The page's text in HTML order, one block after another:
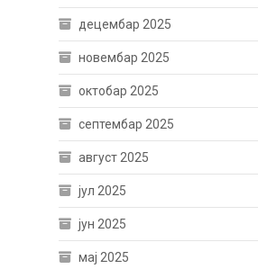
децембар 2025
новембар 2025
октобар 2025
септембар 2025
август 2025
јул 2025
јун 2025
мај 2025